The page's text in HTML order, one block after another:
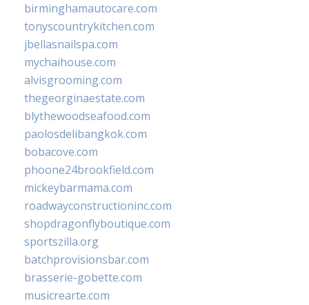
birminghamautocare.com
tonyscountrykitchen.com
jbellasnailspa.com
mychaihouse.com
alvisgrooming.com
thegeorginaestate.com
blythewoodseafood.com
paolosdelibangkok.com
bobacove.com
phoone24brookfield.com
mickeybarmama.com
roadwayconstructioninc.com
shopdragonflyboutique.com
sportszilla.org
batchprovisionsbar.com
brasserie-gobette.com
musicrearte.com